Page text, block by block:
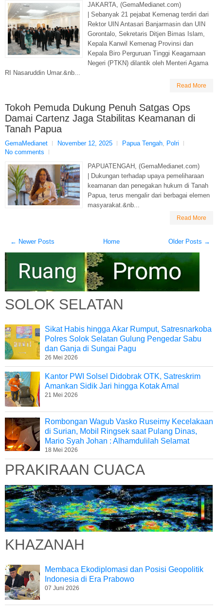
JAKARTA, (GemaMedianet.com)
| Sebanyak 21 pejabat Kemenag terdiri dari
Rektor UIN Antasari Banjarmasin dan UIN
Gorontalo, Sekretaris Ditjen Bimas Islam,
Kepala Kanwil Kemenag Provinsi dan
Kepala Biro Perguruan Tinggi Keagamaan
Negeri (PTKN) dilantik oleh Menteri Agama
RI Nasaruddin Umar.&nb...
Read More
Tokoh Pemuda Dukung Penuh Satgas Ops
Damai Cartenz Jaga Stabilitas Keamanan di
Tanah Papua
GemaMedianet November 12, 2025 Papua Tengah, Polri
No comments
PAPUATENGAH, (GemaMedianet.com)
| Dukungan terhadap upaya pemeliharaan
keamanan dan penegakan hukum di Tanah
Papua, terus mengalir dari berbagai elemen
masyarakat.&nb...
Read More
← Newer Posts Older Posts →
Home
SOLOK SELATAN
Sikat Habis hingga Akar Rumput, Satresnarkoba
Polres Solok Selatan Gulung Pengedar Sabu
dan Ganja di Sungai Pagu
26 Mei 2026
Kantor PWI Solsel Didobrak OTK, Satreskrim
Amankan Sidik Jari hingga Kotak Amal
21 Mei 2026
Rombongan Wagub Vasko Ruseimy Kecelakaan
di Surian, Mobil Ringsek saat Pulang Dinas,
Mario Syah Johan : Alhamdulilah Selamat
18 Mei 2026
PRAKIRAAN CUACA
KHAZANAH
Membaca Ekodiplomasi dan Posisi Geopolitik
Indonesia di Era Prabowo
07 Juni 2026